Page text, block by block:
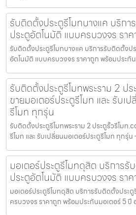
รับติดตั้งประตูรีโมทบางแค บริกา
ประตูอัตโนมัติ แบบครบวงจร รา
รับติดตั้งประตูรีโมทบางแค บริการรับติดตั้งป
อัตโนมัติ แบบครบวงจร ราคาถูก พร้อมประกัน
รับติดตั้งประตูรีโมทพระราม 2 ป
ขายมอเตอร์ประตูรีโมท และ รับเ
รีโมท ทุกรุ่น
รับติดตั้งประตูรีโมทพระราม 2 ประตูรั้วรีโมท
รีโมท และ รับเปลี่ยนมอเตอร์ประตูรีโมท ทุกรุ่
มอเตอร์ประตูรีโมทดุสิต บริการรั
ประตูอัตโนมัติ แบบครบวงจร รา
มอเตอร์ประตูรีโมทดุสิต บริการรับติดตั้งประ
ครบวงจร ราคาถูก พร้อมประกันมอเตอร์ 5 ปี